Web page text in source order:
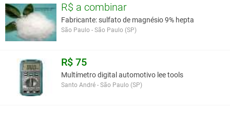
R$ a combinar
Fabricante: sulfato de magnésio 9% hepta
São Paulo - São Paulo (SP)
R$ 75
Multímetro digital automotivo lee tools
Santo André - São Paulo (SP)